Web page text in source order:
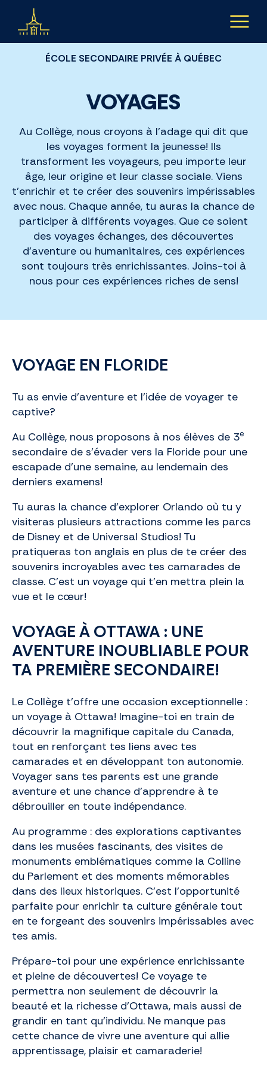
Aller au contenu
ÉCOLE SECONDAIRE PRIVÉE À QUÉBEC
VOYAGES
Au Collège, nous croyons à l’adage qui dit que
les voyages forment la jeunesse! Ils
transforment les voyageurs, peu importe leur
âge, leur origine et leur classe sociale. Viens
t’enrichir et te créer des souvenirs impérissables
avec nous. Chaque année, tu auras la chance de
participer à différents voyages. Que ce soient
des voyages échanges, des découvertes
d’aventure ou humanitaires, ces expériences
sont toujours très enrichissantes. Joins-toi à
nous pour ces expériences riches de sens!
VOYAGE EN FLORIDE
Tu as envie d’aventure et l’idée de voyager te
captive?
Au Collège, nous proposons à nos élèves de 3e
secondaire de s’évader vers la Floride pour une
escapade d’une semaine, au lendemain des
derniers examens!
Tu auras la chance d’explorer Orlando où tu y
visiteras plusieurs attractions comme les parcs
de Disney et de Universal Studios! Tu
pratiqueras ton anglais en plus de te créer des
souvenirs incroyables avec tes camarades de
classe. C’est un voyage qui t’en mettra plein la
vue et le cœur!
VOYAGE À OTTAWA : UNE
AVENTURE INOUBLIABLE POUR
TA PREMIÈRE SECONDAIRE!
Le Collège t’offre une occasion exceptionnelle :
un voyage à Ottawa! Imagine-toi en train de
découvrir la magnifique capitale du Canada,
tout en renforçant tes liens avec tes
camarades et en développant ton autonomie.
Voyager sans tes parents est une grande
aventure et une chance d’apprendre à te
débrouiller en toute indépendance.
Au programme : des explorations captivantes
dans les musées fascinants, des visites de
monuments emblématiques comme la Colline
du Parlement et des moments mémorables
dans des lieux historiques. C’est l’opportunité
parfaite pour enrichir ta culture générale tout
en te forgeant des souvenirs impérissables avec
tes amis.
Prépare-toi pour une expérience enrichissante
et pleine de découvertes! Ce voyage te
permettra non seulement de découvrir la
beauté et la richesse d’Ottawa, mais aussi de
grandir en tant qu’individu. Ne manque pas
cette chance de vivre une aventure qui allie
apprentissage, plaisir et camaraderie!